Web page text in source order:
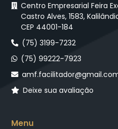
Centro Empresarial Feira
Castro Alves, 1583,
CEP 44001-184
(75) 3199-7232
(75) 99222-7923
Deixe sua avaliação
Menu